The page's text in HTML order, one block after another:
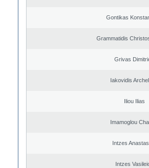
Gontikas
Grammatidis
Grivas
Iakovidis
Iliou Ilias
Imamoglou
Intzes
Intzes